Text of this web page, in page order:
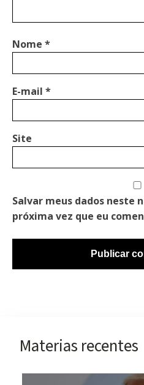
Nome *
E-mail *
Site
Salvar meus dados neste
próxima vez que eu
Materias recentes